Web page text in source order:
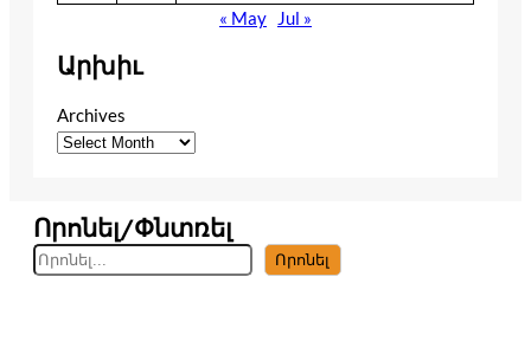
« May
Jul »
Արխիւ
Archives
Որոնել/Փնտռել
S
e
Որոնել